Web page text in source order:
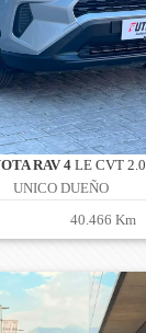
RAV 4 LE CVT 2.0
UNICO DUEÑO
40.466 Km